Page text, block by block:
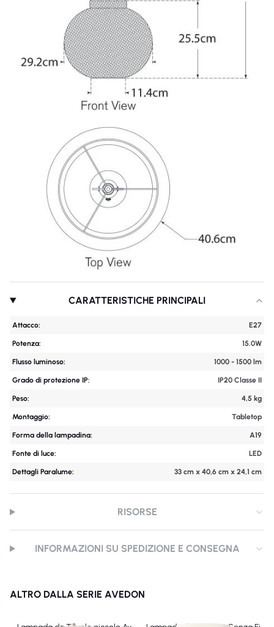
CARATTERISTICHE PRINCIPALI
Attacco: E27
Potenza: 15.0W
Flusso luminoso: 1000 - 1500 lm
Grado di protezione IP: IP20 Classe II
Peso: 4,5 kg
Montaggio: Tabletop
Forma della lampadina: A19
Fonte di luce: LED
Dettagli Paralume: 33 cm x 40,6 cm x 24,1 cm
RISORSE
INFORMAZIONI SU SPEDIZIONE E CONSEGNA
ALTRO DALLA SERIE AVEDON